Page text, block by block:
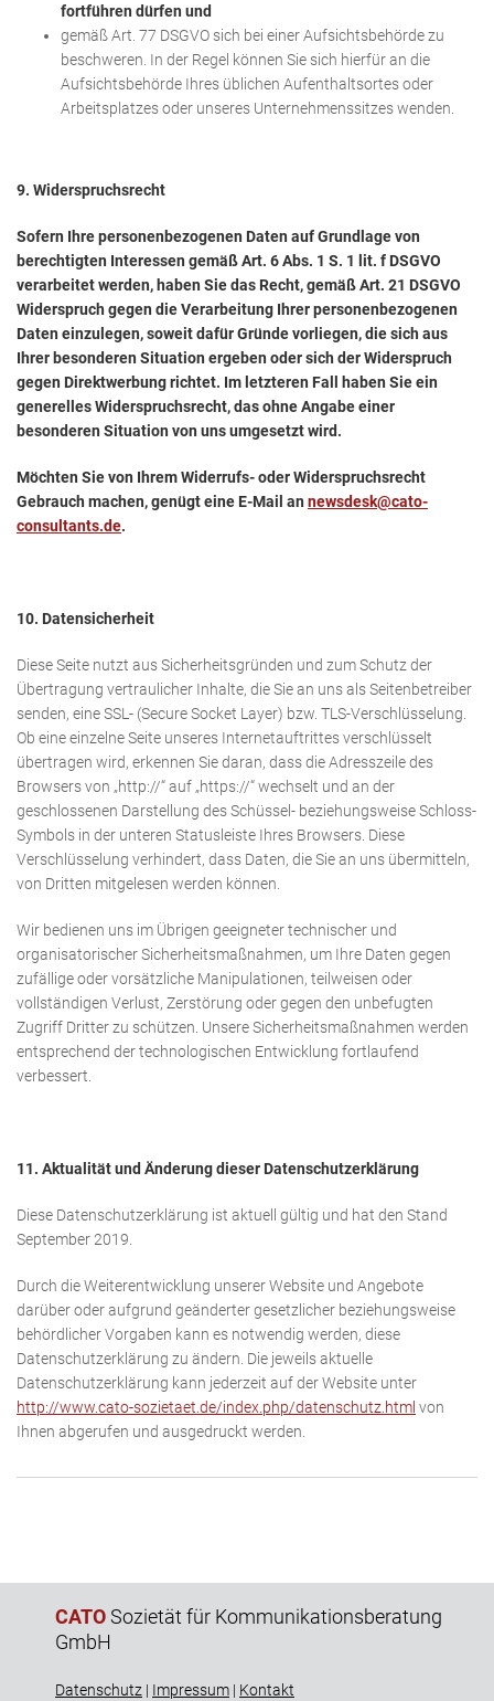
fortführen dürfen und
gemäß Art. 77 DSGVO sich bei einer Aufsichtsbehörde zu
beschweren. In der Regel können Sie sich hierfür an die
Aufsichtsbehörde Ihres üblichen Aufenthaltsortes oder
Arbeitsplatzes oder unseres Unternehmenssitzes wenden.
9. Widerspruchsrecht
Sofern Ihre personenbezogenen Daten auf Grundlage von
berechtigten Interessen gemäß Art. 6 Abs. 1 S. 1 lit. f DSGVO
verarbeitet werden, haben Sie das Recht, gemäß Art. 21 DSGVO
Widerspruch gegen die Verarbeitung Ihrer personenbezogenen
Daten einzulegen, soweit dafür Gründe vorliegen, die sich aus
Ihrer besonderen Situation ergeben oder sich der Widerspruch
gegen Direktwerbung richtet. Im letzteren Fall haben Sie ein
generelles Widerspruchsrecht, das ohne Angabe einer
besonderen Situation von uns umgesetzt wird.
Möchten Sie von Ihrem Widerrufs- oder Widerspruchsrecht
Gebrauch machen, genügt eine E-Mail an newsdesk@cato-
consultants.de.
10. Datensicherheit
Diese Seite nutzt aus Sicherheitsgründen und zum Schutz der
Übertragung vertraulicher Inhalte, die Sie an uns als Seitenbetreiber
senden, eine SSL- (Secure Socket Layer) bzw. TLS-Verschlüsselung.
Ob eine einzelne Seite unseres Internetauftrittes verschlüsselt
übertragen wird, erkennen Sie daran, dass die Adresszeile des
Browsers von „http://“ auf „https://“ wechselt und an der
geschlossenen Darstellung des Schüssel- beziehungsweise Schloss-
Symbols in der unteren Statusleiste Ihres Browsers. Diese
Verschlüsselung verhindert, dass Daten, die Sie an uns übermitteln,
von Dritten mitgelesen werden können.
Wir bedienen uns im Übrigen geeigneter technischer und
organisatorischer Sicherheitsmaßnahmen, um Ihre Daten gegen
zufällige oder vorsätzliche Manipulationen, teilweisen oder
vollständigen Verlust, Zerstörung oder gegen den unbefugten
Zugriff Dritter zu schützen. Unsere Sicherheitsmaßnahmen werden
entsprechend der technologischen Entwicklung fortlaufend
verbessert.
11. Aktualität und Änderung dieser Datenschutzerklärung
Diese Datenschutzerklärung ist aktuell gültig und hat den Stand
September 2019.
Durch die Weiterentwicklung unserer Website und Angebote
darüber oder aufgrund geänderter gesetzlicher beziehungsweise
behördlicher Vorgaben kann es notwendig werden, diese
Datenschutzerklärung zu ändern. Die jeweils aktuelle
Datenschutzerklärung kann jederzeit auf der Website unter
http://www.cato-sozietaet.de/index.php/datenschutz.html von
Ihnen abgerufen und ausgedruckt werden.
CATOSozietät für Kommunikationsberatung
GmbH
Datenschutz | Impressum | Kontakt